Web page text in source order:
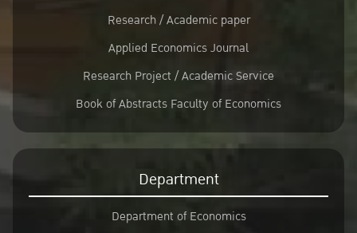
Research / Academic paper
Applied Economics Journal
Research Project / Academic Service
Book of Abstracts Faculty of Economics
Department
Department of Economics